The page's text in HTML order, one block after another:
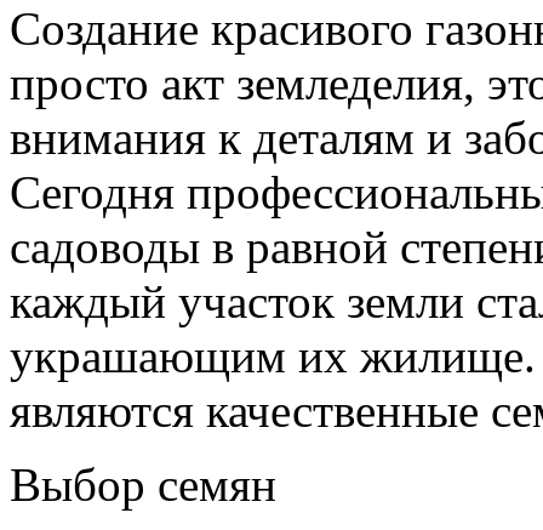
Создание красивого
просто акт земледелия,
внимания к деталям и
Сегодня
садоводы в равной
каждый участок земли
украшающим их жилище.
являются качественные
Выбор семян